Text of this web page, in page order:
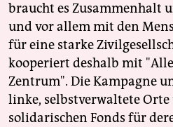
braucht es Zusammenhalt
und vor allem mit den
für eine starke
kooperiert deshalb mit
Zentrum". Die Kampagne
linke, selbstverwaltete
solidarischen Fonds für